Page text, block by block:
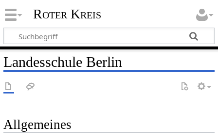
Roter Kreis
Landesschule Berlin
Allgemeines